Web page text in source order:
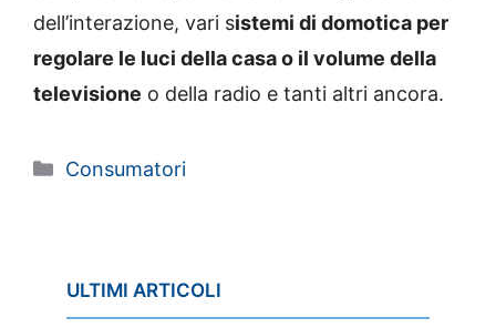
dell’interazione, vari sistemi di domotica per
regolare le luci della casa o il volume della
televisione o della radio e tanti altri ancora.
Categorie
Consumatori
ULTIMI ARTICOLI